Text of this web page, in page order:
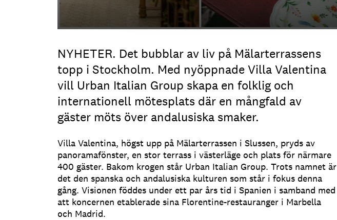
NYHETER. Det bubblar av liv på Mälarterrassens
topp i Stockholm. Med nyöppnade Villa Valentina
vill Urban Italian Group skapa en folklig och
internationell mötesplats där en mångfald av
gäster möts över andalusiska smaker.
Villa Valentina, högst upp på Mälarterrassen i Slussen, pryds av
panoramafönster, en stor terrass i västerläge och plats för närmare
400 gäster. Bakom krogen står Urban Italian Group. Trots namnet är
det den spanska och andalusiska kulturen som står i fokus denna
gång. Visionen föddes under ett par års tid i Spanien i samband med
att koncernen etablerade sina Florentine-restauranger i Marbella
och Madrid.